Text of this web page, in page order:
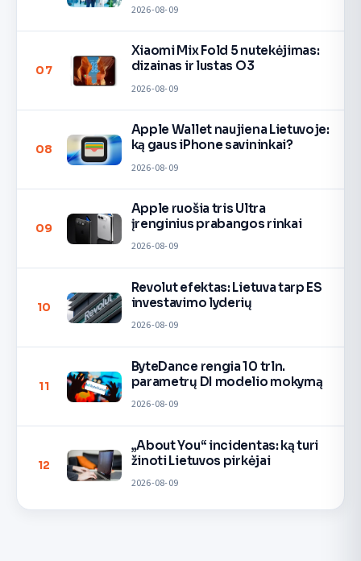
2026-08-09
07
Xiaomi Mix Fold 5 nutekėjimas:
dizainas ir lustas O3
2026-08-09
08
Apple Wallet naujiena Lietuvoje:
ką gaus iPhone savininkai?
2026-08-09
09
Apple ruošia tris Ultra
įrenginius prabangos rinkai
2026-08-09
10
Revolut efektas: Lietuva tarp ES
investavimo lyderių
2026-08-09
11
ByteDance rengia 10 trln.
parametrų DI modelio mokymą
2026-08-09
12
„About You“ incidentas: ką turi
žinoti Lietuvos pirkėjai
2026-08-09